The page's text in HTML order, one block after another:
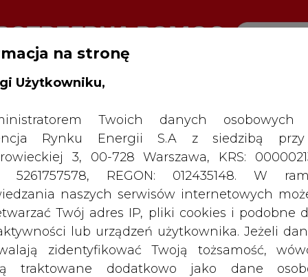
na stronę
Użytkowniku,
Twoich danych osobowych
Rynku Energii S.A z siedzibą
3, 00-728 Warszawa, KRS:
5261757578, REGON: 012435148. W
naszych serwisów internetowych
Twój adres IP, pliki cookies i podobne
lub urządzeń użytkownika. Jeżeli
zidentyfikować Twoją tożsamość,
traktowane dodatkowo jako dane